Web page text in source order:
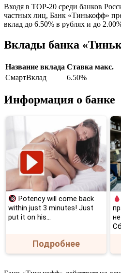
Входя в TOP-20 среди банков
частных лиц, Банк «Тинькофф»
вклад до 6.50% в рублях и до
Вклады банка
Название вклада Ставка макс.
СмартВклад
6.50%
Информация о банке
Potency will come back
within just 3 minutes! Just
put it on his…
Подробнее